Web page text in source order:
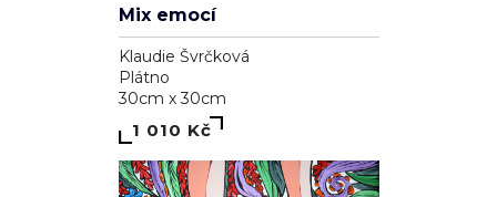
Mix emocí
Klaudie Švrčková
Plátno
30cm x 30cm
1 010 Kč